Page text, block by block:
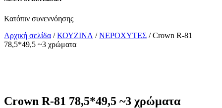
Κατόπιν συνεννόησης
Αρχική σελίδα /ΚΟΥΖΙΝΑ /ΝΕΡΟΧΥΤΕΣ / Crown R-81
78,5*49,5 ~3 χρώματα
Crown R-81 78,5*49,5 ~3 χρώματα